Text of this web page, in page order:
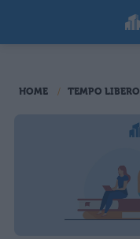
HOME TEMPO LIBERO